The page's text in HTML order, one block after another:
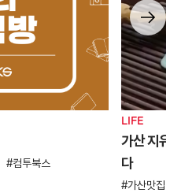
컴투북스
LIFE
가산 지
다
가산맛집